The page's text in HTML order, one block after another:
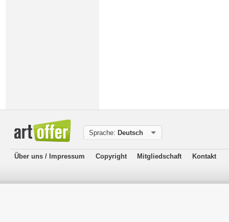
Sprache: Deutsch
Über uns / Impressum Copyright Mitgliedschaft Kontakt